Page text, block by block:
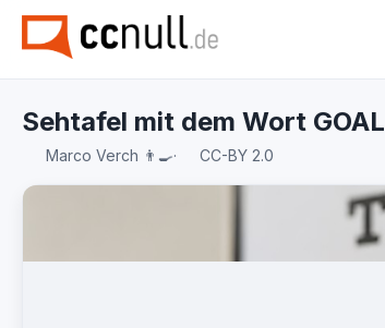
Sehtafel mit dem Wort
Marco Verch 👨‍🍳· CC-BY 2.0